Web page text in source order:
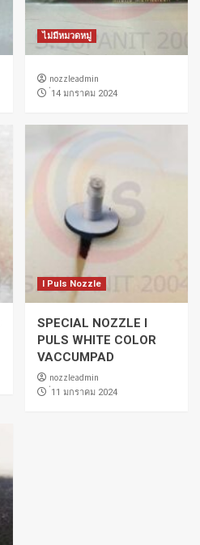
ไม่มีหมวดหมู่
nozzleadmin
่14 มกราคม 2024
I Puls Nozzle
SPECIAL NOZZLE I
PULS WHITE COLOR
VACCUMPAD
nozzleadmin
่11 มกราคม 2024